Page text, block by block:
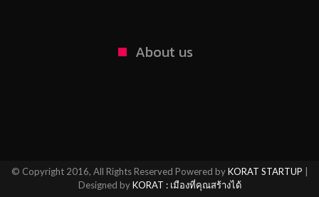
About us
© Copyright 2016, All Rights Reserved Powered byKORAT STARTUP
Designed byKORAT : เมืองที่คุณสร้างได้